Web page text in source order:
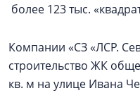
более 123 тыс.
Компании «СЗ «ЛСР.
строительство ЖК
кв. м на улице Ивана